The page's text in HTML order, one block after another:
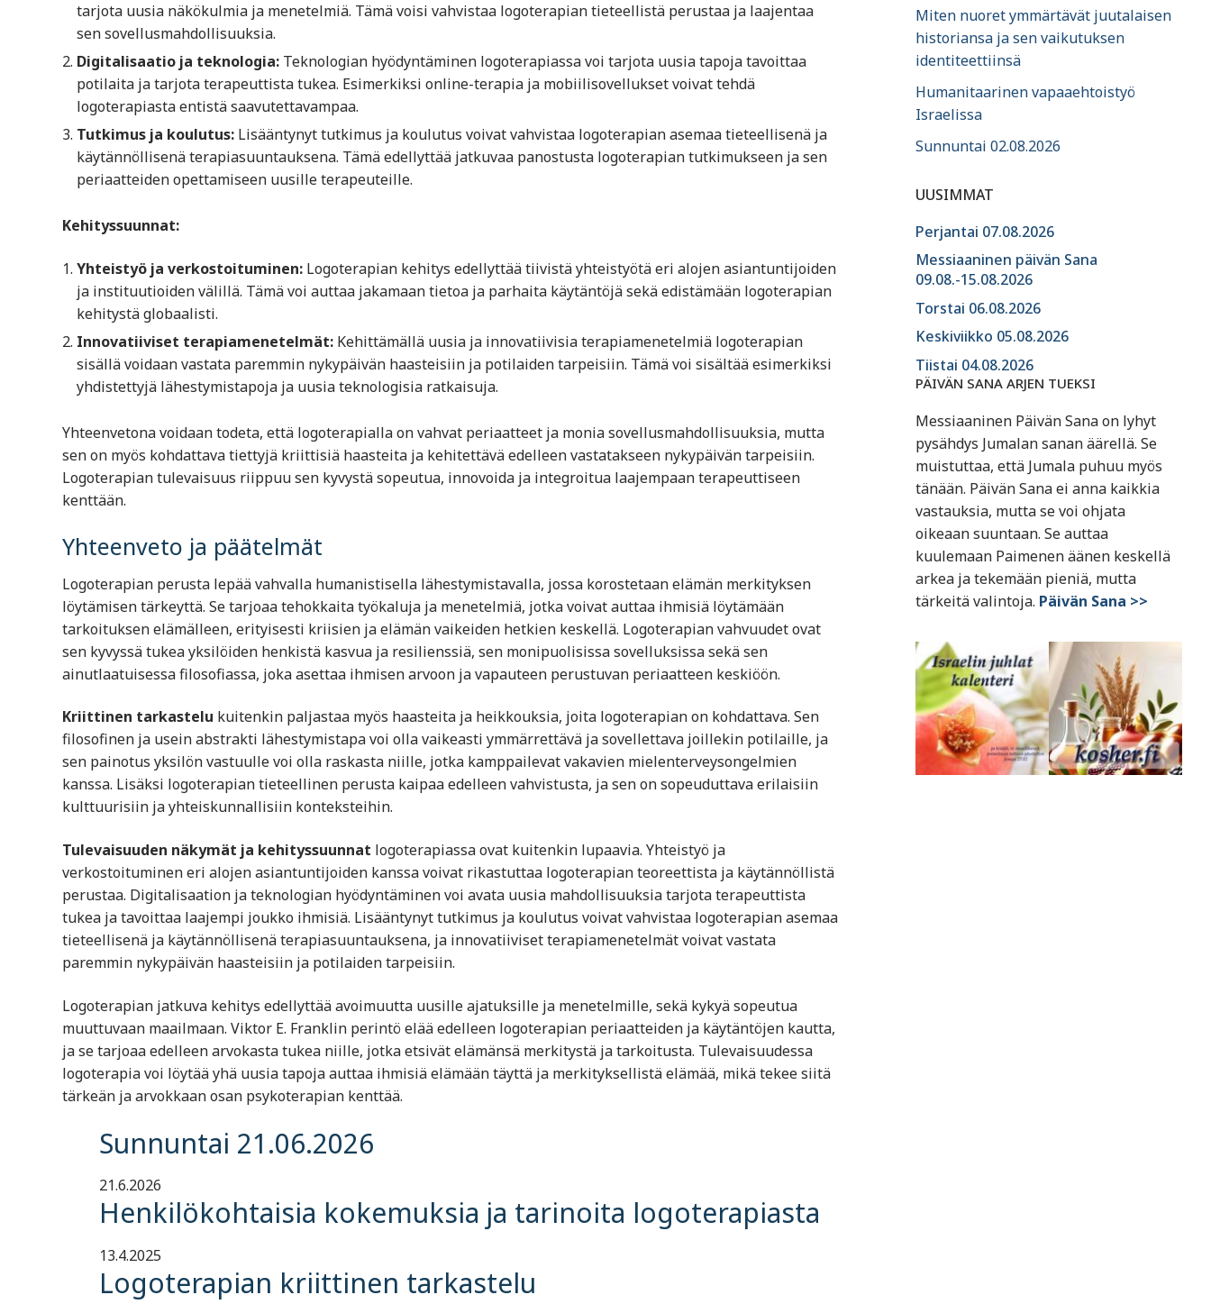
tarjota uusia näkökulmia ja menetelmiä. Tämä voisi vahvistaa logoterapian tieteellistä perustaa ja laajentaa
sen sovellusmahdollisuuksia.
Digitalisaatio ja teknologia:Teknologian hyödyntäminen logoterapiassa voi tarjota uusia tapoja tavoittaa
potilaita ja tarjota terapeuttista tukea. Esimerkiksi online-terapia ja mobiilisovellukset voivat tehdä
logoterapiasta entistä saavutettavampaa.
Tutkimus ja koulutus:Lisääntynyt tutkimus ja koulutus voivat vahvistaa logoterapian asemaa tieteellisenä ja
käytännöllisenä terapiasuuntauksena. Tämä edellyttää jatkuvaa panostusta logoterapian tutkimukseen ja sen
periaatteiden opettamiseen uusille terapeuteille.
Kehityssuunnat:
Yhteistyö ja verkostoituminen:Logoterapian kehitys edellyttää tiivistä yhteistyötä eri alojen asiantuntijoiden
ja instituutioiden välillä. Tämä voi auttaa jakamaan tietoa ja parhaita käytäntöjä sekä edistämään logoterapian
kehitystä globaalisti.
Innovatiiviset terapiamenetelmät:Kehittämällä uusia ja innovatiivisia terapiamenetelmiä logoterapian
sisällä voidaan vastata paremmin nykypäivän haasteisiin ja potilaiden tarpeisiin. Tämä voi sisältää esimerkiksi
yhdistettyjä lähestymistapoja ja uusia teknologisia ratkaisuja.
Yhteenvetona voidaan todeta, että logoterapialla on vahvat periaatteet ja monia sovellusmahdollisuuksia, mutta
sen on myös kohdattava tiettyjä kriittisiä haasteita ja kehitettävä edelleen vastatakseen nykypäivän tarpeisiin.
Logoterapian tulevaisuus riippuu sen kyvystä sopeutua, innovoida ja integroitua laajempaan terapeuttiseen
kenttään.
Yhteenveto ja päätelmät
Logoterapian perusta lepää vahvalla humanistisella lähestymistavalla, jossa korostetaan elämän merkityksen
löytämisen tärkeyttä. Se tarjoaa tehokkaita työkaluja ja menetelmiä, jotka voivat auttaa ihmisiä löytämään
tarkoituksen elämälleen, erityisesti kriisien ja elämän vaikeiden hetkien keskellä. Logoterapian vahvuudet ovat
sen kyvyssä tukea yksilöiden henkistä kasvua ja resilienssiä, sen monipuolisissa sovelluksissa sekä sen
ainutlaatuisessa filosofiassa, joka asettaa ihmisen arvoon ja vapauteen perustuvan periaatteen keskiöön.
Kriittinen tarkastelu kuitenkin paljastaa myös haasteita ja heikkouksia, joita logoterapian on kohdattava. Sen
filosofinen ja usein abstrakti lähestymistapa voi olla vaikeasti ymmärrettävä ja sovellettava joillekin potilaille, ja
sen painotus yksilön vastuulle voi olla raskasta niille, jotka kamppailevat vakavien mielenterveysongelmien
kanssa. Lisäksi logoterapian tieteellinen perusta kaipaa edelleen vahvistusta, ja sen on sopeuduttava erilaisiin
kulttuurisiin ja yhteiskunnallisiin konteksteihin.
Tulevaisuuden näkymät ja kehityssuunnat logoterapiassa ovat kuitenkin lupaavia. Yhteistyö ja
verkostoituminen eri alojen asiantuntijoiden kanssa voivat rikastuttaa logoterapian teoreettista ja käytännöllistä
perustaa. Digitalisaation ja teknologian hyödyntäminen voi avata uusia mahdollisuuksia tarjota terapeuttista
tukea ja tavoittaa laajempi joukko ihmisiä. Lisääntynyt tutkimus ja koulutus voivat vahvistaa logoterapian asemaa
tieteellisenä ja käytännöllisenä terapiasuuntauksena, ja innovatiiviset terapiamenetelmät voivat vastata
paremmin nykypäivän haasteisiin ja potilaiden tarpeisiin.
Logoterapian jatkuva kehitys edellyttää avoimuutta uusille ajatuksille ja menetelmille, sekä kykyä sopeutua
muuttuvaan maailmaan. Viktor E. Franklin perintö elää edelleen logoterapian periaatteiden ja käytäntöjen kautta,
ja se tarjoaa edelleen arvokasta tukea niille, jotka etsivät elämänsä merkitystä ja tarkoitusta. Tulevaisuudessa
logoterapia voi löytää yhä uusia tapoja auttaa ihmisiä elämään täyttä ja merkityksellistä elämää, mikä tekee siitä
tärkeän ja arvokkaan osan psykoterapian kenttää.
Sunnuntai 21.06.2026
21.6.2026
Henkilökohtaisia kokemuksia ja tarinoita logoterapiasta
13.4.2025
Logoterapian kriittinen tarkastelu
Miten nuoret ymmärtävät juutalaisen
historiansa ja sen vaikutuksen
identiteettiinsä
Humanitaarinen vapaaehtoistyö
Israelissa
Sunnuntai 02.08.2026
UUSIMMAT
Perjantai 07.08.2026
Messiaaninen päivän Sana
09.08.-15.08.2026
Torstai 06.08.2026
Keskiviikko 05.08.2026
Tiistai 04.08.2026
PÄIVÄN SANA ARJEN TUEKSI
Messiaaninen Päivän Sana on lyhyt
pysähdys Jumalan sanan äärellä. Se
muistuttaa, että Jumala puhuu myös
tänään. Päivän Sana ei anna kaikkia
vastauksia, mutta se voi ohjata
oikeaan suuntaan. Se auttaa
kuulemaan Paimenen äänen keskellä
arkea ja tekemään pieniä, mutta
tärkeitä valintoja. Päivän Sana >>